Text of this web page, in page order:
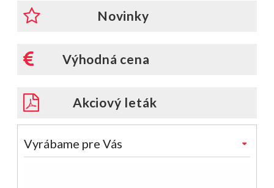
Novinky
Výhodná cena
Akciový leták
Vyrábame pre Vás